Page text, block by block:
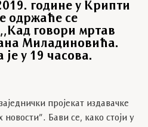
године у Крипти
одржаће се
говори мртав
Миладиновића.
у 19 часова.
пројекат издавачке
Бави се, како стоји у